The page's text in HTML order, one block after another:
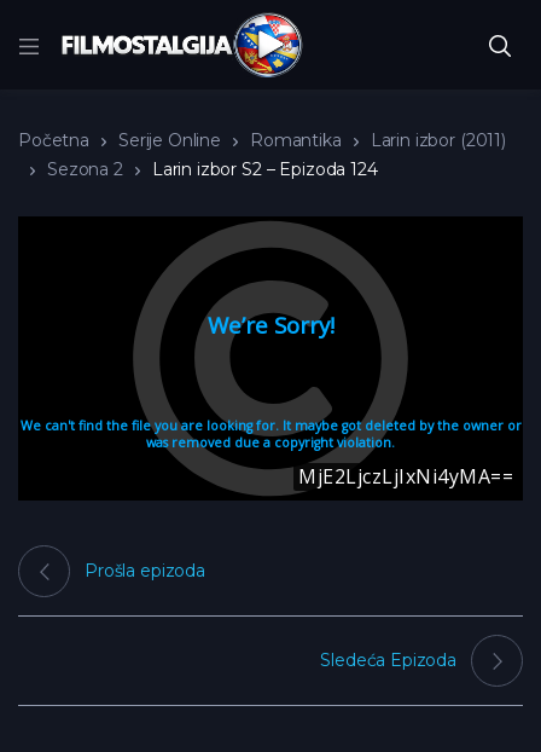
Početna Serije Online Romantika
Larin izbor (2011)
Sezona 2
Larin izbor S2 – Epizoda 124
Prošla epizoda
Sledeća Epizoda